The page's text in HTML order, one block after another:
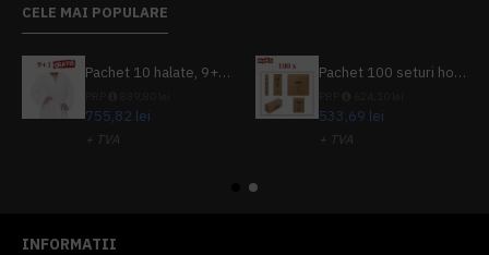
CELE MAI POPULARE
Pachet 10 halate, 9+1 gratuit
755,82 lei
+ TVA
Pachet 100 seturi hoteliere, set dentar, set barbierit, casca de dus, pila unghii, set cusut
533,69 lei
+ TVA
INFORMATII